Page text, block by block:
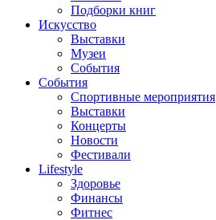
Подборки книг
Искусство
Выставки
Музеи
События
События
Спортивные мероприятия
Выставки
Концерты
Новости
Фестивали
Lifestyle
Здоровье
Финансы
Фитнес